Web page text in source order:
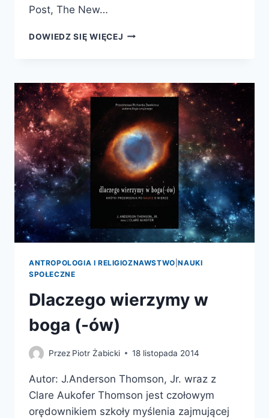
Post, The New…
DOWIEDZ SIĘ WIĘCEJ SAM
ANTROPOLOGIA I RELIGIOZNAWSTWO |NAUKI
SPOŁECZNE
Dlaczego wierzymy w
boga (-ów)
Przez Piotr Żabicki 18 listopada 2014
Autor: J.Anderson Thomson, Jr. wraz z
Clare Aukofer Thomson jest czołowym
orędownikiem szkoły myślenia zajmującej